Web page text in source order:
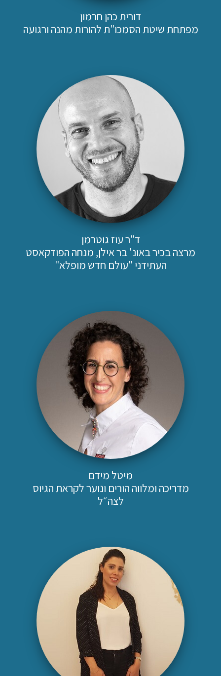
דורית כהן חרמון
מפתחת שיטת הסמכו"ת להורות מהנה ורגועה
ד"ר עוז גוטרמן
מרצה בכיר באונ' בר אילן, מנחה הפודקאסט
העתידני "עולם חדש מופלא"
מיטל מידם
מדריכה ומלווה הורים ונוער לקראת הגיוס
לצה״ל